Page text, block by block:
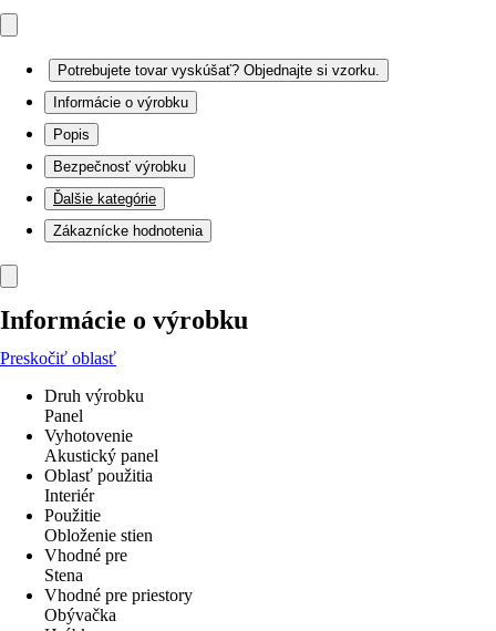
Potrebujete tovar vyskúšať? Objednajte si vzorku.
Informácie o výrobku
Popis
Bezpečnosť výrobku
Ďalšie kategórie
Zákaznícke hodnotenia
Informácie o výrobku
Preskočiť oblasť
Druh výrobku
Panel
Vyhotovenie
Akustický panel
Oblasť použitia
Interiér
Použitie
Obloženie stien
Vhodné pre
Stena
Vhodné pre priestory
Obývačka